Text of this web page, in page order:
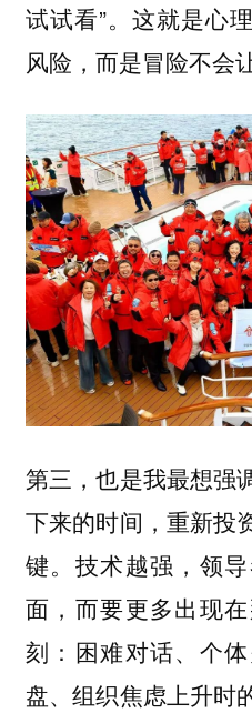
试试看”。这就是
风险，而是冒险不会
第三，也是我最想强
下来的时间，重新投
键。技术越强，领
面，而要更多出现
刻：困难对话、个
盘、组织焦虑上升时